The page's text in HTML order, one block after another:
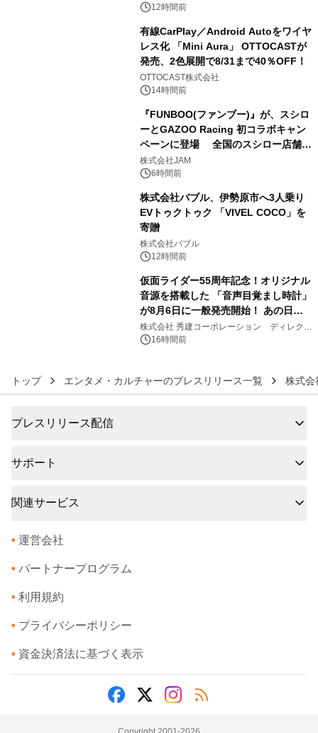
12時間前
有線CarPlay／Android Autoをワイヤ
レス化 「Mini Aura」 OTTOCASTが
発売、2色展開で8/31まで40％OFF！
OTTOCAST株式会社
14時間前
『FUNBOO(ファンブー)』が、スシロ
ーとGAZOO Racing 初コラボキャン
ペーンに登場 全国のスシロー店舗で
GR 4車種の FUNBOO(ミニカー)付き
メニューが展開されます
株式会社JAM
6時間前
株式会社バブル、伊勢原市へ3人乗り
EVトゥクトゥク 「VIVEL COCO」を
寄贈
株式会社バブル
12時間前
仮面ライダー55周年記念！オリジナル
音源を搭載した 「音声目覚まし時計」
が8月6日に一般発売開始！ あの日の
大興奮が今甦る
株式会社 秀建コーポレーション ディレクト
アートギャラリー
16時間前
トップ エンタメ・カルチャーのプレスリリース一覧 株式会
プレスリリース配信
サポート
関連サービス
• 運営会社
• パートナープログラム
• 利用規約
• プライバシーポリシー
• 資金決済法に基づく表示